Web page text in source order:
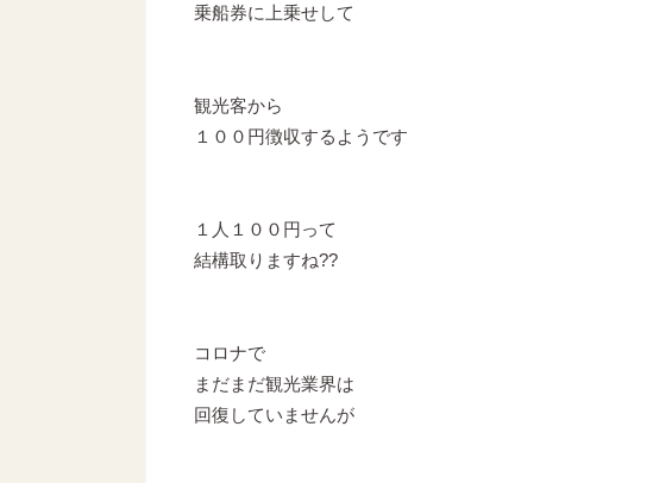
乗船券に上乗せして
観光客から
１００円徴収するようです
１人１００円って
結構取りますね??
コロナで
まだまだ観光業界は
回復していませんが